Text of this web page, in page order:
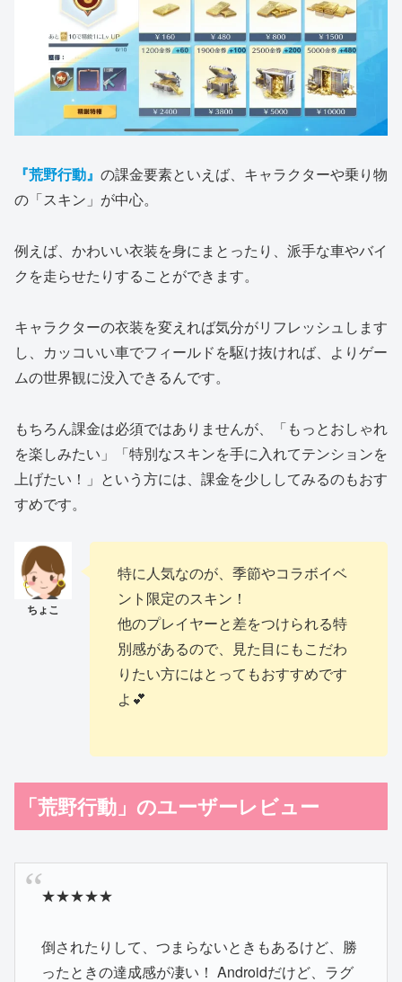
『荒野行動』 の課金要素といえば、キャラクターや乗り物
の「スキン」が中心。
例えば、かわいい衣装を身にまとったり、派手な車やバイ
クを走らせたりすることができます。
キャラクターの衣装を変えれば気分がリフレッシュします
し、カッコいい車でフィールドを駆け抜ければ、よりゲー
ムの世界観に没入できるんです。
もちろん課金は必須ではありませんが、「もっとおしゃれ
を楽しみたい」「特別なスキンを手に入れてテンションを
上げたい！」という方には、課金を少ししてみるのもおす
すめです。
特に人気なのが、季節やコラボイベ
ント限定のスキン！
他のプレイヤーと差をつけられる特
別感があるので、見た目にもこだわ
りたい方にはとってもおすすめです
よ💕
「荒野行動」のユーザーレビュー
★★★★★
倒されたりして、つまらないときもあるけど、勝
ったときの達成感が凄い！ Androidだけど、ラグ